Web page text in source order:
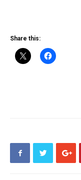
Share this: